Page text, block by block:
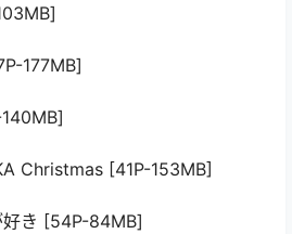
177MB]
Christmas [41P-153MB]
好き [54P-84MB]